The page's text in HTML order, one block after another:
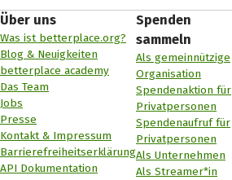
Über uns
Was ist betterplace.org?
Blog & Neuigkeiten
betterplace academy
Das Team
Jobs
Presse
Kontakt & Impressum
Barrierefreiheitserklärung
API Dokumentation
Spenden
sammeln
Als gemeinnützige
Organisation
Spendenaktion für
Privatpersonen
Spendenaufruf für
Privatpersonen
Als Unternehmen
Als Streamer*in